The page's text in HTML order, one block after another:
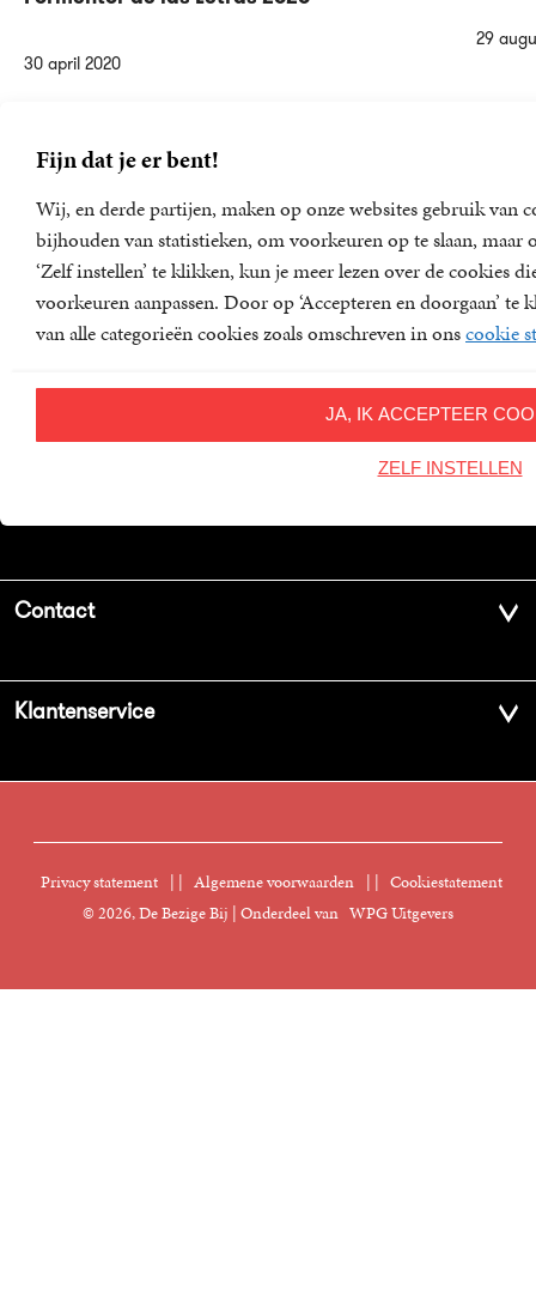
Fijn dat je er bent!
Wij, en derde partijen, maken op onze websites gebruik van
bijhouden van statistieken, om voorkeuren op te slaan,
‘Zelf instellen’ te klikken, kun je meer lezen over de cookies
voorkeuren aanpassen. Door op ‘Accepteren en doorgaan’
van alle categorieën cookies zoals omschreven in onscookie
JA, IK ACCEPTEER
ZELF INSTELLEN
30 april 2020
29
Volg ons op social media
Aanbiedingsbrochures
Vacatures
Nieuwsbrief
Contact
Manuscripten
Klantenservice
Klantenservice
Privacy statement | Algemene voorwaarden | Cookiestatement
© 2026, De Bezige Bij | Onderdeel van WPG Uitgevers